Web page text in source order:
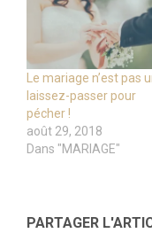
Le mariage n’est pas
laissez-passer pour
pécher !
août 29, 2018
Dans "MARIAGE"
PARTAGER